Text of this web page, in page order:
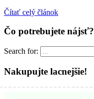
Čítať celý článok
Čo potrebujete nájsť?
Search for:
Nakupujte lacnejšie!